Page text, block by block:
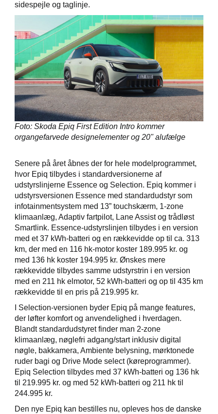
sidespejle og taglinje.
Foto: Skoda Epiq First Edition Intro kommer
organgefarvede designelementer og 20" alufælge
Senere på året åbnes der for hele modelprogrammet,
hvor Epiq tilbydes i standardversionerne af
udstyrslinjerne Essence og Selection. Epiq kommer i
udstyrsversionen Essence med standardudstyr som
infotainmentsystem med 13” touchskærm, 1-zone
klimaanlæg, Adaptiv fartpilot, Lane Assist og trådløst
Smartlink. Essence-udstyrslinjen tilbydes i en version
med et 37 kWh-batteri og en rækkevidde op til ca. 313
km, der med en 116 hk-motor koster 189.995 kr. og
med 136 hk koster 194.995 kr. Ønskes mere
rækkevidde tilbydes samme udstyrstrin i en version
med en 211 hk elmotor, 52 kWh-batteri og op til 435 km
rækkevidde til en pris på 219.995 kr.
I Selection-versionen byder Epiq på mange features,
der løfter komfort og anvendelighed i hverdagen.
Blandt standardudstyret finder man 2-zone
klimaanlæg, nøglefri adgang/start inklusiv digital
nøgle, bakkamera, Ambiente belysning, mørktonede
ruder bagi og Drive Mode select (køreprogrammer).
Epiq Selection tilbydes med 37 kWh-batteri og 136 hk
til 219.995 kr. og med 52 kWh-batteri og 211 hk til
244.995 kr.
Den nye Epiq kan bestilles nu, opleves hos de danske